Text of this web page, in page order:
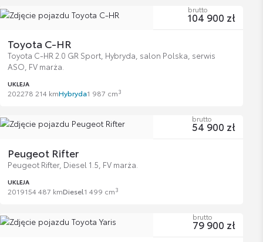
Toyota C-HR
Toyota C-HR 2.0 GR Sport, Hybryda, salon Polska, serwis
ASO, FV marża.
UKLEJA
202278 214 kmHybryda1 987 cm3
brutto
104 900 zł
Peugeot Rifter
Peugeot Rifter, Diesel 1.5, FV marża.
UKLEJA
2019154 487 kmDiesel1 499 cm3
brutto
54 900 zł
brutto
79 900 zł